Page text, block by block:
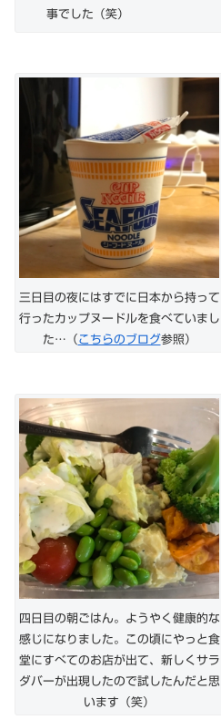
事でした（笑）
三日目の夜にはすでに日本から持って
行ったカップヌードルを食べていまし
た…（ こちらのブログ参照）
四日目の朝ごはん。ようやく健康的な
感じになりました。この頃にやっと食
堂にすべてのお店が出て、新しくサラ
ダバーが出現したので試したんだと思
います（笑）